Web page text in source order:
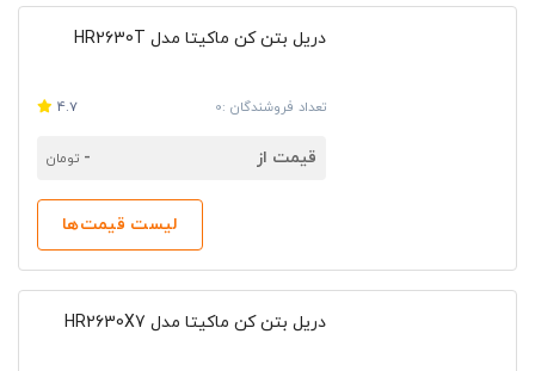
دریل بتن کن ماکیتا مدل HR2630T
تعداد فروشندگان :0 4.7
قیمت از - تومان
لیست قیمت‌ها
دریل بتن کن ماکیتا مدل HR2630X7